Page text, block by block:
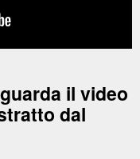
il video
dal